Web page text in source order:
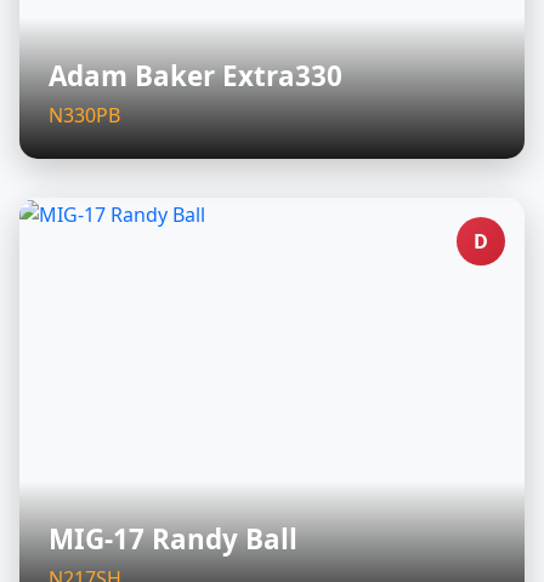
Adam Baker Extra330
N330PB
D
MIG-17 Randy Ball